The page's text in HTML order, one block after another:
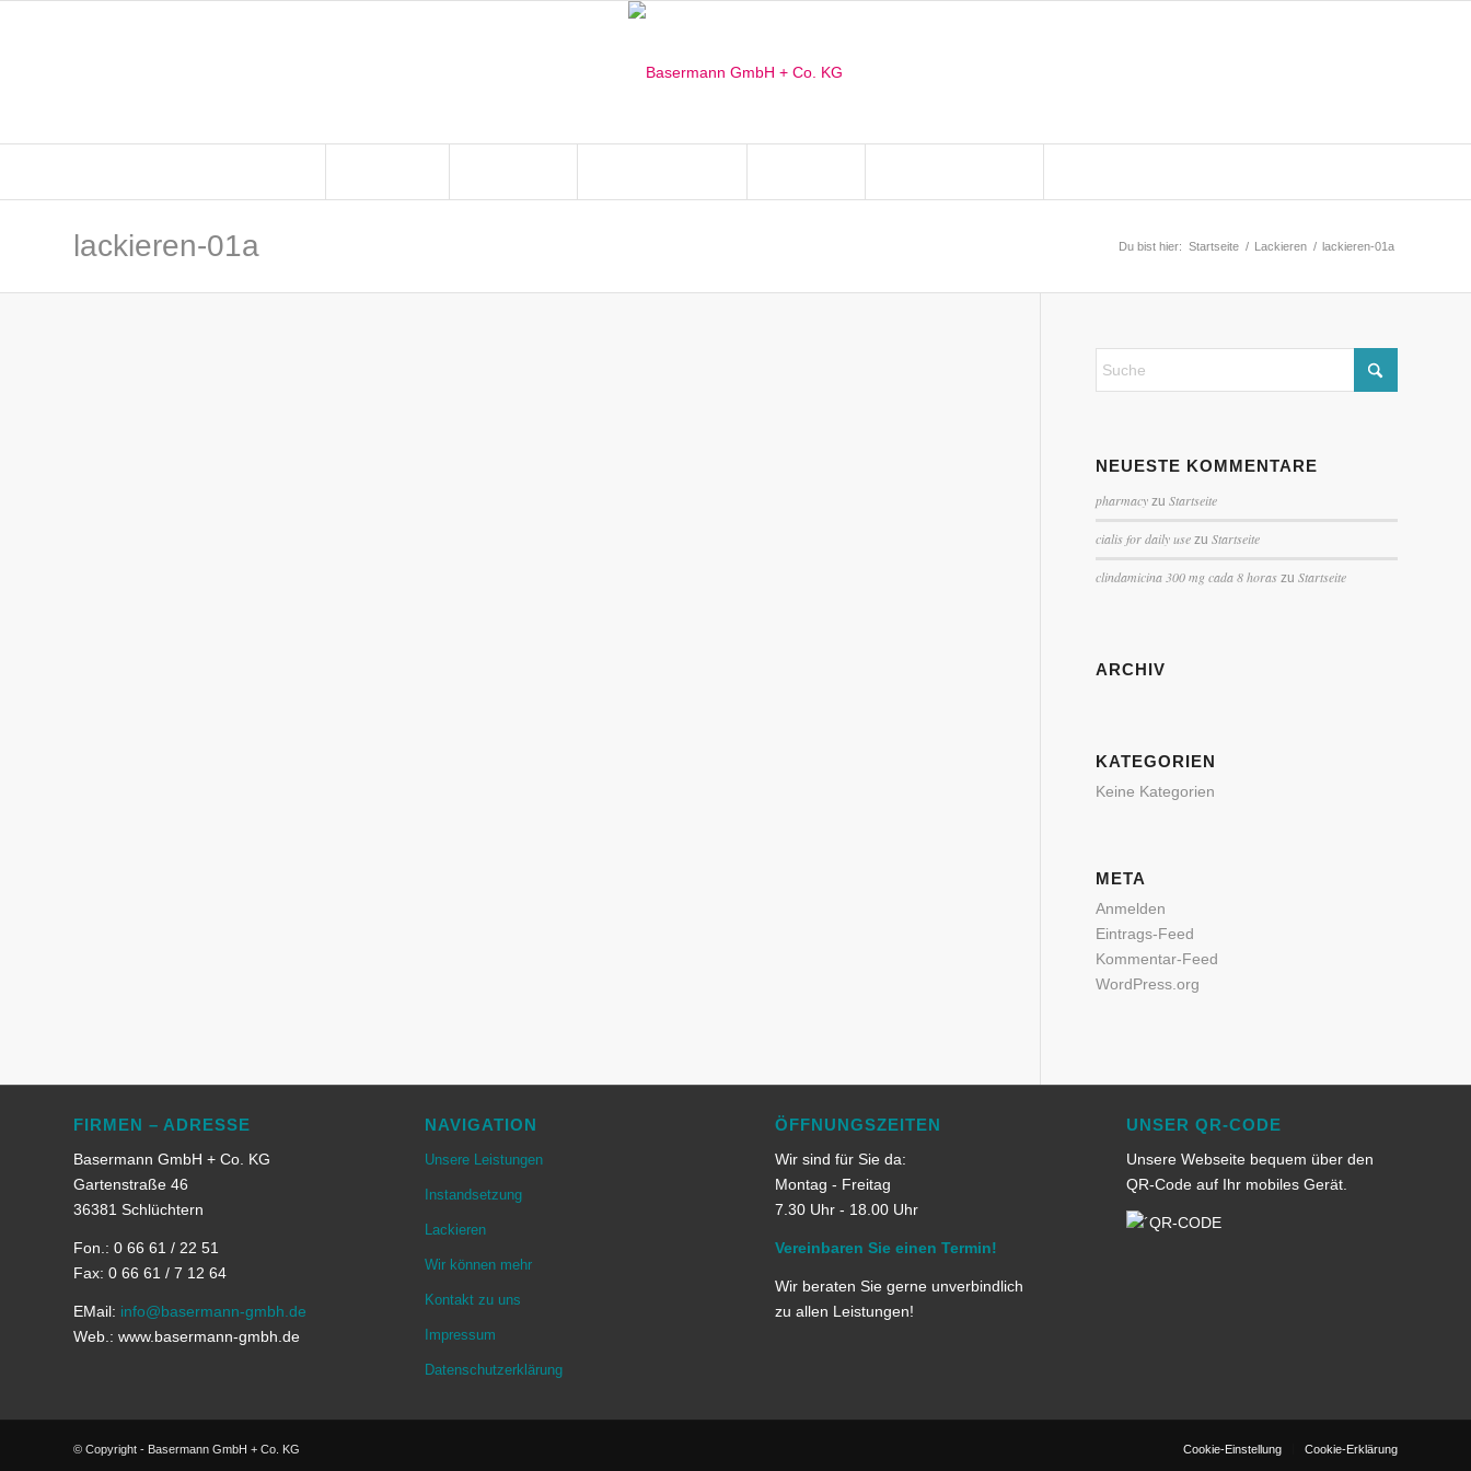
lackieren-01a Du bist hier: Startseite / Lackieren / lackieren-01a
NEUESTE KOMMENTARE
pharmacy zuStartseite
cialis for daily use zuStartseite
clindamicina 300 mg cada 8 horas zuStartseite
ARCHIV
KATEGORIEN
Keine Kategorien
META
Anmelden
Eintrags-Feed
Kommentar-Feed
WordPress.org
FIRMEN – ADRESSE
Basermann GmbH + Co. KG
Gartenstraße 46
36381 Schlüchtern
Fon.: 0 66 61 / 22 51
Fax: 0 66 61 / 7 12 64
EMail: info@basermann-gmbh.de
Web.: www.basermann-gmbh.de
NAVIGATION
Unsere Leistungen
Instandsetzung
Lackieren
Wir können mehr
Kontakt zu uns
Impressum
Datenschutzerklärung
ÖFFNUNGSZEITEN
Wir sind für Sie da:
Montag - Freitag
7.30 Uhr - 18.00 Uhr
Vereinbaren Sie einen Termin!
Wir beraten Sie gerne unverbindlich
zu allen Leistungen!
UNSER QR-CODE
Unsere Webseite bequem über den
QR-Code auf Ihr mobiles Gerät.
© Copyright - Basermann GmbH + Co. KG Cookie-Einstellung Cookie-Erklärung